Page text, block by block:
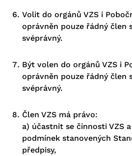
Volit do orgánů VZS i
oprávněn pouze řádný člen
svéprávný.
Být volen do orgánů VZS i
oprávněn pouze řádný člen
svéprávný.
Člen VZS má právo:
a) účastnit se činnosti VZS
podmínek stanovených
předpisy,